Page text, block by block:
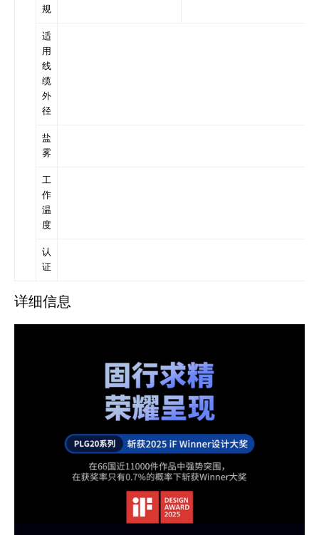
规
适
用
线
缆
外
径
盐
雾
工
作
温
度
认
证
详细信息